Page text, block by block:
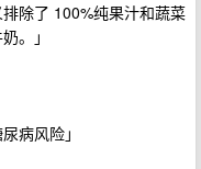
除了 100%纯果汁和蔬菜
。」
病风险」